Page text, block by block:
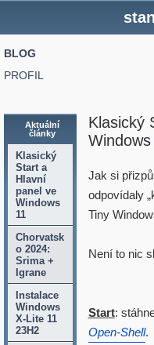
BLOG
PROFIL
Aktuální
články
Klasický
Start a
Hlavní
panel ve
Windows
11
Chorvatsk
o 2024:
Srima +
Igrane
Instalace
Windows
X-Lite 11
23H2
Klasický
Windows
Jak si
odpovídaly
Tiny
Není to nic
Start:
Open-Shell.